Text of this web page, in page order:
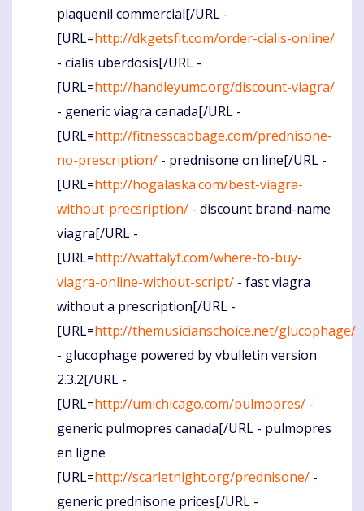
plaquenil commercial[/URL -
[URL=http://dkgetsfit.com/order-cialis-online/
- cialis uberdosis[/URL -
[URL=http://handleyumc.org/discount-viagra/
- generic viagra canada[/URL -
[URL=http://fitnesscabbage.com/prednisone-
no-prescription/ - prednisone on line[/URL -
[URL=http://hogalaska.com/best-viagra-
without-precsription/ - discount brand-name
viagra[/URL -
[URL=http://wattalyf.com/where-to-buy-
viagra-online-without-script/ - fast viagra
without a prescription[/URL -
[URL=http://themusicianschoice.net/glucophage/
- glucophage powered by vbulletin version
2.3.2[/URL -
[URL=http://umichicago.com/pulmopres/ -
generic pulmopres canada[/URL - pulmopres
en ligne
[URL=http://scarletnight.org/prednisone/ -
generic prednisone prices[/URL -